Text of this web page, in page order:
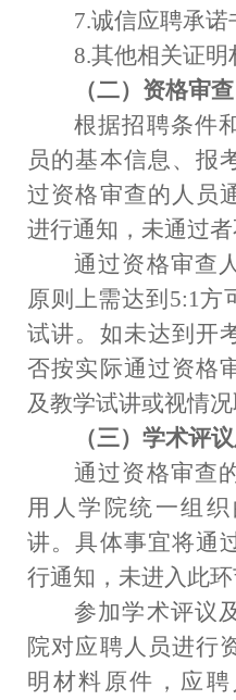
7.诚信应聘承诺
8.其他相关证明
（二）资格审查
根据招聘条件
员的基本信息、报
过资格审查的人员
进行通知，未通过者
通过资格审查
原则上需达到 5:1方
试讲。如未达到开
否按实际通过资格
及教学试讲或视情况
（三） 学术评
通过资格审查
用人学院统一组
讲。具体事宜将通
行通知，未进入此环
参加学术评议
院对应聘人员进行
明材料原件，应